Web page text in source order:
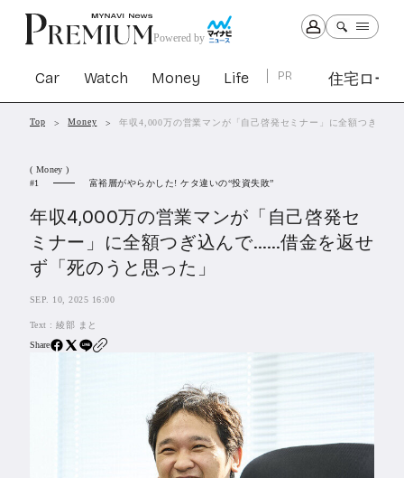
Powered by
Car Watch Money Life PR 住宅ロー
Car1303 Watch Money
住宅ローン 364
SBIネオトレード証券
All Articles
Top Money 年収4,000万の営業マンが「自己啓発セミナー」に全額つぎ込
( Money )
1
富裕層がやらかした! ケタ違いの“投資失敗”
年収4,000万の営業マンが「自己啓発セ
ミナー」に全額つぎ込んで……借金を返せ
ず「死のうと思った」
SEP. 10, 2025 16:00
Text :綾部 まと
Share